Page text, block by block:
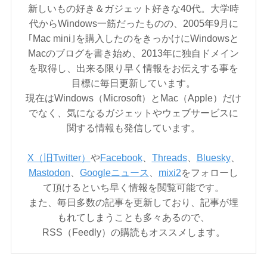
新しいもの好き＆ガジェット好きな40代。大学時
代からWindows一筋だったものの、2005年9月に
｢Mac mini｣を購入したのをきっかけにWindowsと
Macのブログを書き始め、2013年に独自ドメイン
を取得し、出来る限り早く情報をお伝えする事を
目標に毎日更新しています。
現在はWindows（Microsoft）とMac（Apple）だけ
でなく、気になるガジェットやウェブサービスに
関する情報も発信しています。
X（旧Twitter） やFacebook、 Threads、 Bluesky、
Mastodon
Googleニュース mixi2をフォローし
て頂けるといち早く情報を閲覧可能です。
また、毎日多数の記事を更新しており、記事が埋
もれてしまうことも多々あるので、
RSS（Feedly）の購読もオススメします。